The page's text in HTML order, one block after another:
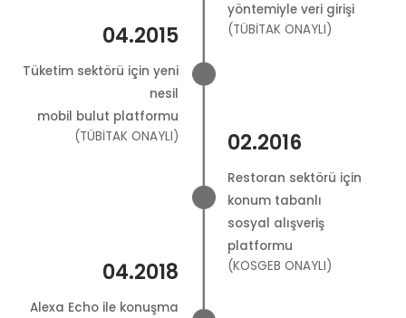
yöntemiyle veri girişi
(TÜBİTAK ONAYLI)
04.2015
Tüketim sektörü için yeni
nesil
mobil bulut platformu
(TÜBİTAK ONAYLI)
02.2016
Restoran sektörü için
konum tabanlı
sosyal alışveriş
platformu
(KOSGEB ONAYLI)
04.2018
Alexa Echo ile konuşma